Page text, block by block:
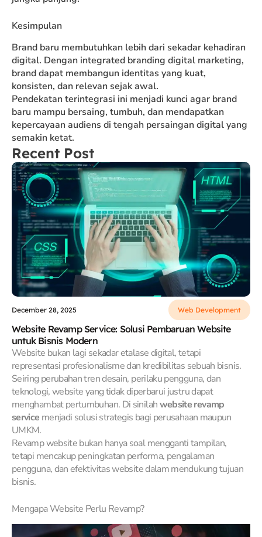
Kesimpulan
Brand baru membutuhkan lebih dari sekadar kehadiran
digital. Dengan integrated branding digital marketing,
brand dapat membangun identitas yang kuat,
konsisten, dan relevan sejak awal.
Pendekatan terintegrasi ini menjadi kunci agar brand
baru mampu bersaing, tumbuh, dan mendapatkan
kepercayaan audiens di tengah persaingan digital yang
semakin ketat.
Recent Post
December 28, 2025 Web Development
Website Revamp Service: Solusi Pembaruan Website
untuk Bisnis Modern
Website bukan lagi sekadar etalase digital, tetapi
representasi profesionalisme dan kredibilitas sebuah bisnis.
Seiring perubahan tren desain, perilaku pengguna, dan
teknologi, website yang tidak diperbarui justru dapat
menghambat pertumbuhan. Di sinilahwebsite revamp
service menjadi solusi strategis bagi perusahaan maupun
UMKM.
Revamp website bukan hanya soal mengganti tampilan,
tetapi mencakup peningkatan performa, pengalaman
pengguna, dan efektivitas website dalam mendukung tujuan
bisnis.
Mengapa Website Perlu Revamp?